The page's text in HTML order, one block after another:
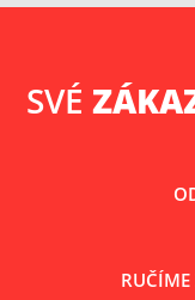
SVÉ